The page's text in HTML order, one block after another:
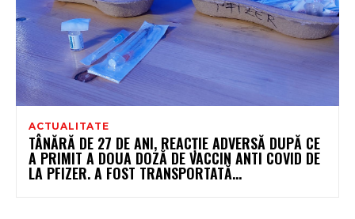
ACTUALITATE
TÂNĂRĂ DE 27 DE ANI, REACȚIE ADVERSĂ DUPĂ CE
A PRIMIT A DOUA DOZĂ DE VACCIN ANTI COVID DE
LA PFIZER. A FOST TRANSPORTATĂ...